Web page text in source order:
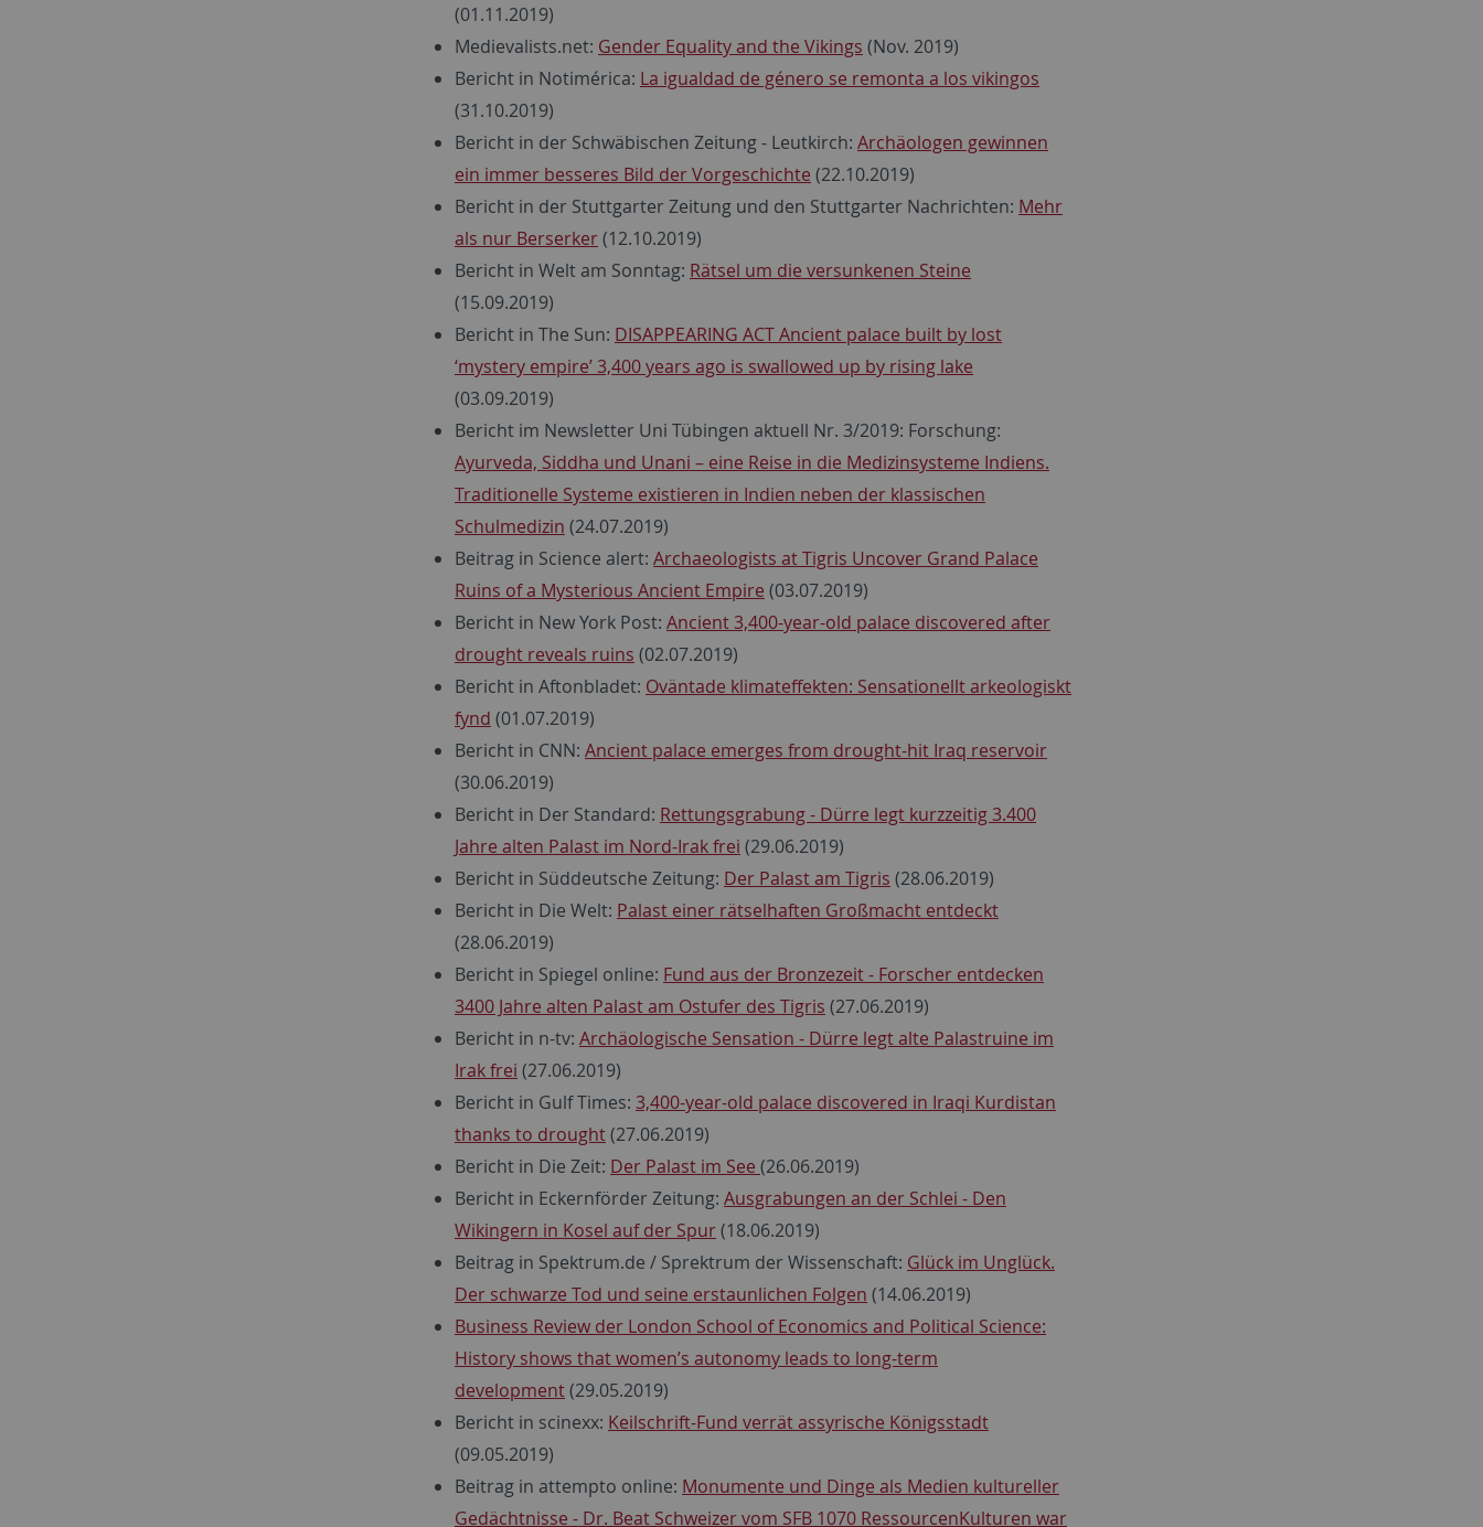
(01.11.2019)
Medievalists.net: Gender Equality and the Vikings (Nov. 2019)
Bericht in Notimérica: La igualdad de género se remonta a los vikingos
(31.10.2019)
Bericht in der Schwäbischen Zeitung - Leutkirch: Archäologen gewinnen
ein immer besseres Bild der Vorgeschichte (22.10.2019)
Bericht in der Stuttgarter Zeitung und den Stuttgarter Nachrichten: Mehr
als nur Berserker(12.10.2019)
Bericht in Welt am Sonntag: Rätsel um die versunkenen Steine
(15.09.2019)
Bericht in The Sun: DISAPPEARING ACT Ancient palace built by lost
‘mystery empire’ 3,400 years ago is swallowed up by rising lake
(03.09.2019)
Bericht im Newsletter Uni Tübingen aktuell Nr. 3/2019: Forschung:
Ayurveda, Siddha und Unani – eine Reise in die Medizinsysteme Indiens.
Traditionelle Systeme existieren in Indien neben der klassischen
Schulmedizin (24.07.2019)
Beitrag in Science alert: Archaeologists at Tigris Uncover Grand Palace
Ruins of a Mysterious Ancient Empire (03.07.2019)
Bericht in New York Post: Ancient 3,400-year-old palace discovered after
drought reveals ruins (02.07.2019)
Bericht in Aftonbladet: Oväntade klimateffekten: Sensationellt arkeologiskt
fynd (01.07.2019)
Bericht in CNN: Ancient palace emerges from drought-hit Iraq reservoir
(30.06.2019)
Bericht in Der Standard: Rettungsgrabung - Dürre legt kurzzeitig 3.400
Jahre alten Palast im Nord-Irak frei (29.06.2019)
Bericht in Süddeutsche Zeitung: Der Palast am Tigris (28.06.2019)
Bericht in Die Welt: Palast einer rätselhaften Großmacht entdeckt
(28.06.2019)
Bericht in Spiegel online: Fund aus der Bronzezeit - Forscher entdecken
3400 Jahre alten Palast am Ostufer des Tigris (27.06.2019)
Bericht in n-tv: Archäologische Sensation - Dürre legt alte Palastruine im
Irak frei (27.06.2019)
Bericht in Gulf Times: 3,400-year-old palace discovered in Iraqi Kurdistan
thanks to drought(27.06.2019)
Bericht in Die Zeit: Der Palast im See (26.06.2019)
Bericht in Eckernförder Zeitung: Ausgrabungen an der Schlei - Den
Wikingern in Kosel auf der Spur(18.06.2019)
Beitrag in Spektrum.de / Sprektrum der Wissenschaft: Glück im Unglück.
Der schwarze Tod und seine erstaunlichen Folgen (14.06.2019)
Business Review der London School of Economics and Political Science:
History shows that women’s autonomy leads to long-term
development(29.05.2019)
Bericht in scinexx: Keilschrift-Fund verrät assyrische Königsstadt
(09.05.2019)
Beitrag in attempto online: Monumente und Dinge als Medien kultureller
Gedächtnisse - Dr. Beat Schweizer vom SFB 1070 RessourcenKulturen war